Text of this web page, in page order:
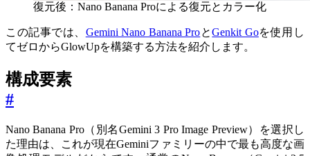
復元後：Nano Banana Proによる復元とカラー化
この記事では、 Gemini Nano Banana ProとGenkit Goを使用し
てゼロからGlowUpを構築する方法を紹介します。
構成要素
#
Nano Banana Pro（別名Gemini 3 Pro Image Preview）を選択し
た理由は、これが現在Geminiファミリーの中で最も高度な画